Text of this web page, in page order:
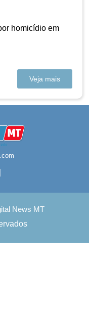
homicídio em
Veja mais
News MT